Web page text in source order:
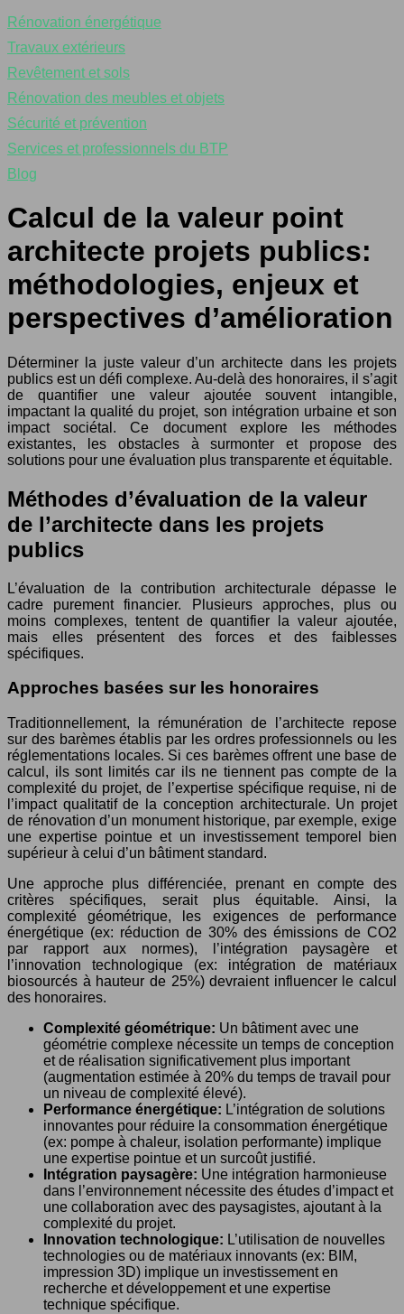
Rénovation énergétique
Travaux extérieurs
Revêtement et sols
Rénovation des meubles et objets
Sécurité et prévention
Services et professionnels du BTP
Blog
Calcul de la valeur point
architecte projets publics:
méthodologies, enjeux et
perspectives d’amélioration
Déterminer la juste valeur d’un architecte dans les projets
publics est un défi complexe. Au-delà des honoraires, il s’agit
de quantifier une valeur ajoutée souvent intangible,
impactant la qualité du projet, son intégration urbaine et son
impact sociétal. Ce document explore les méthodes
existantes, les obstacles à surmonter et propose des
solutions pour une évaluation plus transparente et équitable.
Méthodes d’évaluation de la valeur
de l’architecte dans les projets
publics
L’évaluation de la contribution architecturale dépasse le
cadre purement financier. Plusieurs approches, plus ou
moins complexes, tentent de quantifier la valeur ajoutée,
mais elles présentent des forces et des faiblesses
spécifiques.
Approches basées sur les honoraires
Traditionnellement, la rémunération de l’architecte repose
sur des barèmes établis par les ordres professionnels ou les
réglementations locales. Si ces barèmes offrent une base de
calcul, ils sont limités car ils ne tiennent pas compte de la
complexité du projet, de l’expertise spécifique requise, ni de
l’impact qualitatif de la conception architecturale. Un projet
de rénovation d’un monument historique, par exemple, exige
une expertise pointue et un investissement temporel bien
supérieur à celui d’un bâtiment standard.
Une approche plus différenciée, prenant en compte des
critères spécifiques, serait plus équitable. Ainsi, la
complexité géométrique, les exigences de performance
énergétique (ex: réduction de 30% des émissions de CO2
par rapport aux normes), l’intégration paysagère et
l’innovation technologique (ex: intégration de matériaux
biosourcés à hauteur de 25%) devraient influencer le calcul
des honoraires.
Complexité géométrique: Un bâtiment avec une
géométrie complexe nécessite un temps de conception
et de réalisation significativement plus important
(augmentation estimée à 20% du temps de travail pour
un niveau de complexité élevé).
Performance énergétique: L’intégration de solutions
innovantes pour réduire la consommation énergétique
(ex: pompe à chaleur, isolation performante) implique
une expertise pointue et un surcoût justifié.
Intégration paysagère: Une intégration harmonieuse
dans l’environnement nécessite des études d’impact et
une collaboration avec des paysagistes, ajoutant à la
complexité du projet.
Innovation technologique: L’utilisation de nouvelles
technologies ou de matériaux innovants (ex: BIM,
impression 3D) implique un investissement en
recherche et développement et une expertise
technique spécifique.